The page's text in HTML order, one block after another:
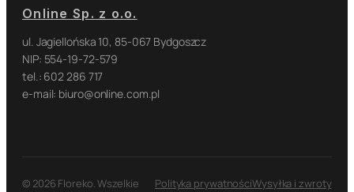
Online Sp. z o.o.
ul. Jagiellońska 10, 85-067 Bydgoszcz
NIP: 554-19-72-579
tel.: 602 286 717
e-mail: biuro@online.com.pl
© 2026 Floreko. Wszelkie
Polityka prywatnościWysyłka i zwroty